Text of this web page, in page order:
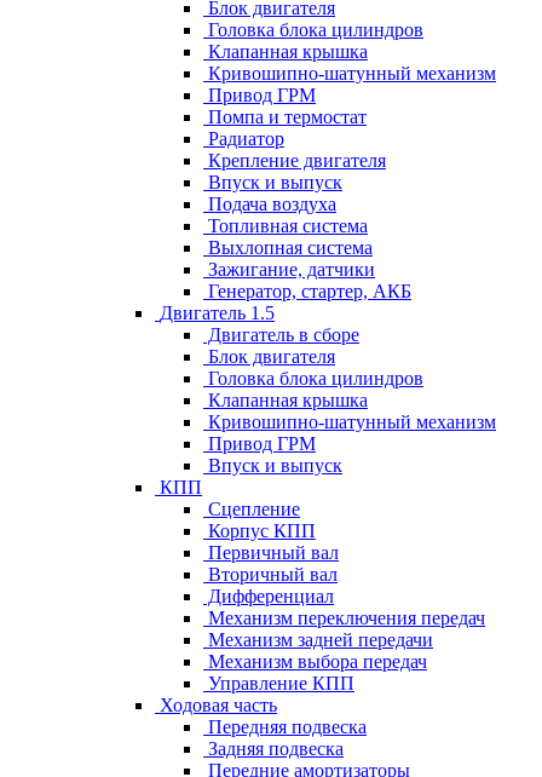
Блок двигателя
Головка блока цилиндров
Клапанная крышка
Кривошипно-шатунный механизм
Привод ГРМ
Помпа и термостат
Радиатор
Крепление двигателя
Впуск и выпуск
Подача воздуха
Топливная система
Выхлопная система
Зажигание, датчики
Генератор, стартер, АКБ
Двигатель 1.5
Двигатель в сборе
Блок двигателя
Головка блока цилиндров
Клапанная крышка
Кривошипно-шатунный механизм
Привод ГРМ
Впуск и выпуск
КПП
Сцепление
Корпус КПП
Первичный вал
Вторичный вал
Дифференциал
Механизм переключения передач
Механизм задней передачи
Механизм выбора передач
Управление КПП
Ходовая часть
Передняя подвеска
Задняя подвеска
Передние амортизаторы